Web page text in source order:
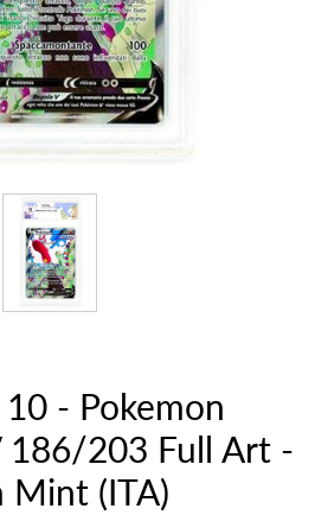
- Pokemon
186/203 Full Art -
Mint (ITA)